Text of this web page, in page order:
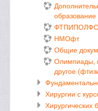
НМОфт
Общие
Олимпиады,
другое
Хирургии с
Хирургических